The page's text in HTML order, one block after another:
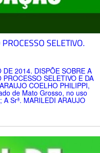
SELETIVO.
DE 2014. DISPÕE SOBRE A
SELETIVO E DA
COELHO PHILIPPI,
de Mato Grosso, no uso
Srª. MARILEDI ARAUJO